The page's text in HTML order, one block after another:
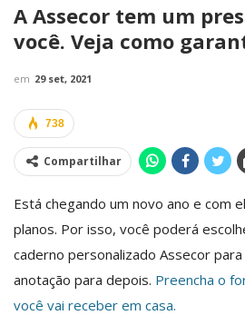
A Assecor tem um
você. Veja como
em 29 set, 2021
738
Compartilhar
Está chegando um novo ano e com
planos. Por isso, você poderá
caderno personalizado Assecor
anotação para depois. Preencha o
você vai receber em casa.